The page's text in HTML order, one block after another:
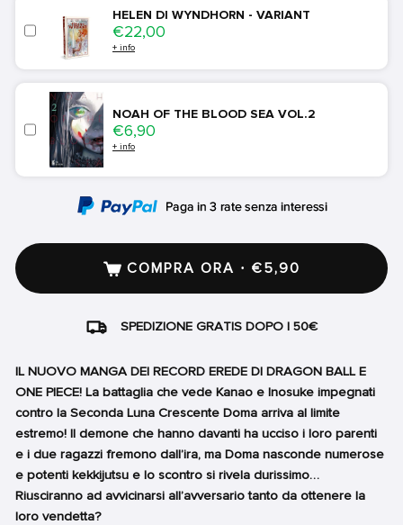
HELEN DI WYNDHORN - VARIANT
Price
€22,00
+ info
NOAH OF THE BLOOD SEA VOL.2
Price
€6,90
+ info
COMPRA ORA · €5,90
SPEDIZIONE GRATIS DOPO I 50€
IL NUOVO MANGA DEI RECORD EREDE DI DRAGON BALL E
ONE PIECE! La battaglia che vede Kanao e Inosuke impegnati
contro la Seconda Luna Crescente Doma arriva al limite
estremo! Il demone che hanno davanti ha ucciso i loro parenti
e i due ragazzi fremono dall’ira, ma Doma nasconde numerose
e potenti kekkijutsu e lo scontro si rivela durissimo…
Riusciranno ad avvicinarsi all’avversario tanto da ottenere la
loro vendetta?